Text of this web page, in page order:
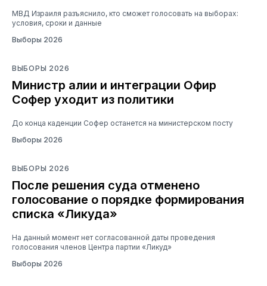
МВД Израиля разъяснило, кто сможет голосовать на выборах:
условия, сроки и данные
Выборы 2026
ВЫБОРЫ 2026
Министр алии и интеграции Офир
Софер уходит из политики
До конца каденции Софер останется на министерском посту
Выборы 2026
ВЫБОРЫ 2026
После решения суда отменено
голосование о порядке формирования
списка «Ликуда»
На данный момент нет согласованной даты проведения
голосования членов Центра партии «Ликуд»
Выборы 2026